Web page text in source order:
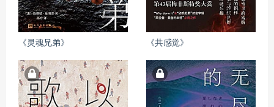
《灵魂兄弟》 《共感觉》